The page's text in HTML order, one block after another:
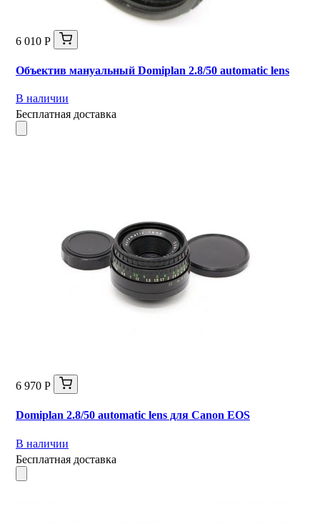
6 010 Р
Объектив мануальный Domiplan 2.8/50 automatic lens
В наличии
Бесплатная доставка
6 970 Р
Domiplan 2.8/50 automatic lens для Canon EOS
В наличии
Бесплатная доставка